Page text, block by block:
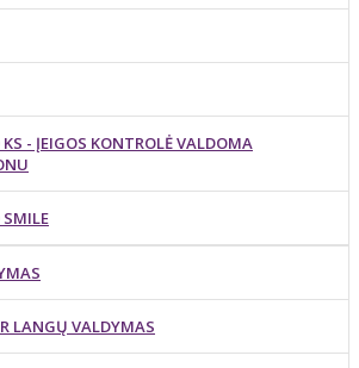
- ĮEIGOS KONTROLĖ VALDOMA
LANGŲ VALDYMAS